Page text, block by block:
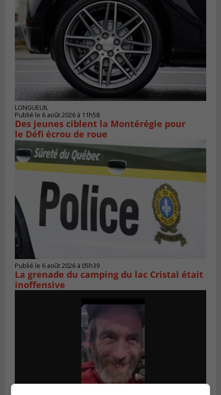
LONGUEUIL
Publié le 6 août 2026 à 11h58
Des jeunes ciblent la Montérégie pour
le Défi écrou de roue
Publié le 6 août 2026 à 05h39
La grenade du camping du lac Cristal était
inoffensive